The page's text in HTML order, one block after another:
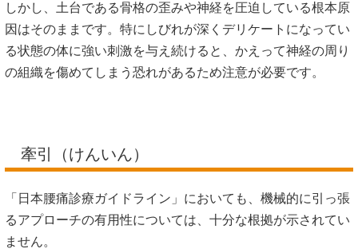
しかし、土台である骨格の歪みや神経を圧迫している根本原
因はそのままです。特にしびれが深くデリケートになってい
る状態の体に強い刺激を与え続けると、かえって神経の周り
の組織を傷めてしまう恐れがあるため注意が必要です。
牽引（けんいん）
「日本腰痛診療ガイドライン」においても、機械的に引っ張
るアプローチの有用性については、十分な根拠が示されてい
ません。